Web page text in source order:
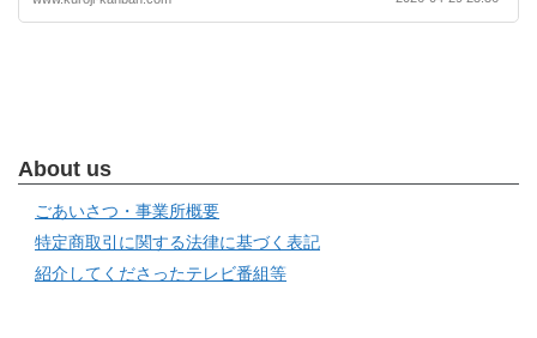
About us
ごあいさつ・事業所概要
特定商取引に関する法律に基づく表記
紹介してくださったテレビ番組等